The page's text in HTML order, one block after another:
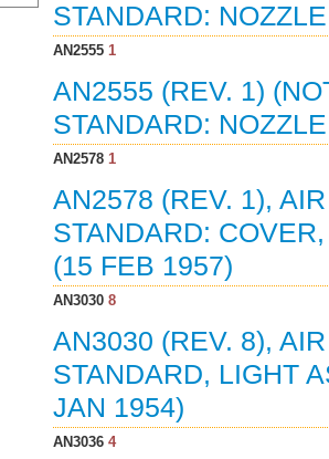
STANDARD:
AN25551
AN2555 (REV. 1)
STANDARD:
AN25781
AN2578 (REV. 1),
STANDARD:
(15 FEB 1957)
AN30308
AN3030 (REV. 8),
STANDARD, LIGHT
JAN 1954)
AN30364